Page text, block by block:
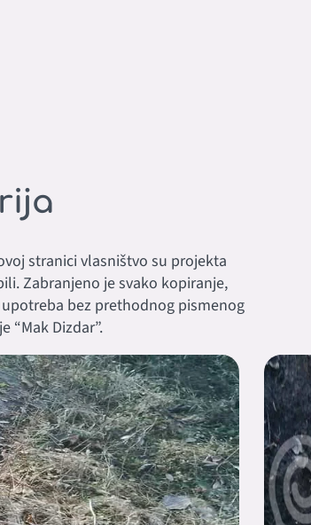
stranici vlasništvo su projekta
Zabranjeno je svako kopiranje,
bez prethodnog pismenog
“Mak Dizdar”.